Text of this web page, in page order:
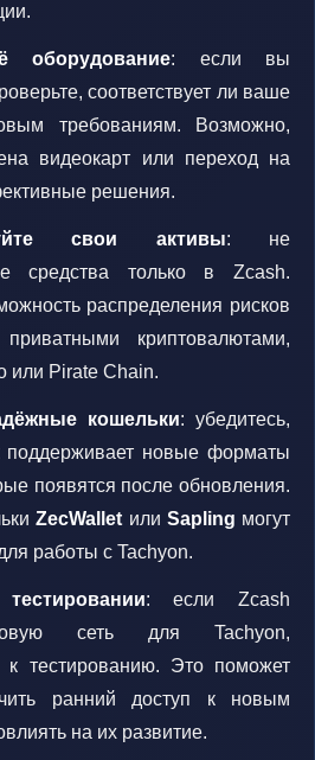
оборудование: если вы
соответствует ли ваше
требованиям. Возможно,
видеокарт или переход на
решения.
свои активы: не
средства только в Zcash.
распределения рисков
криптовалютами,
или Pirate Chain.
кошельки: убедитесь,
поддерживает новые форматы
появятся после обновления.
ZecWallet или Sapling могут
работы с Tachyon.
: если Zcash
сеть для Tachyon,
к тестированию. Это поможет
ранний доступ к новым
на их развитие.